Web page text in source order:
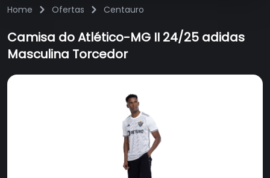
Home Ofertas Centauro
Camisa do Atlético-MG II 24/25 adidas
Masculina Torcedor